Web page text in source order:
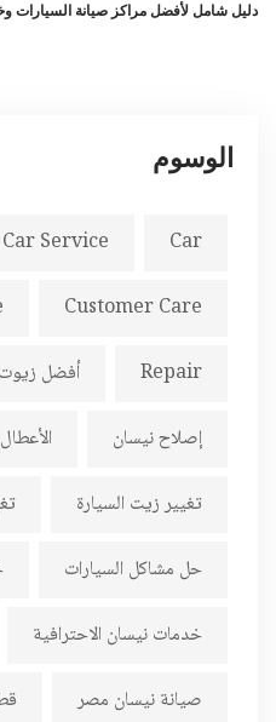
دليل شامل لأفضل مراكز صيانة السيارات
الوسوم
Car
Car Service
Customer Care
Repair
أفضل
إصلاح نيسان
تغيير زيت السيارة
حل مشاكل السيارات
خدمات نيسان الاحترافية
صيانة نيسان مصر